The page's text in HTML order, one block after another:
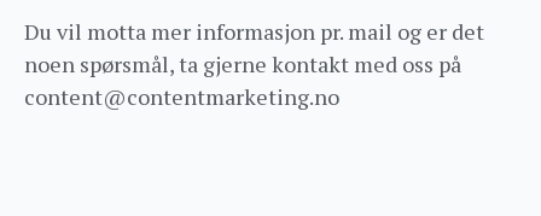
Du vil motta mer informasjon pr. mail og er det
noen spørsmål, ta gjerne kontakt med oss på
content@contentmarketing.no